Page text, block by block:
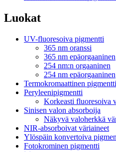
Luokat
UV-fluoresoiva pigmentti
365 nm oranssi
365 nm epäorgaaninen
254 nm:n orgaaninen
254 nm epäorgaaninen
Termokromaattinen pigmentti
Peryleenipigmentti
Korkeasti fluoresoiva
Sinisen valon absorboija
Näkyvä valoherkkä
NIR-absorboivat väriaineet
Ylöspäin konvertoiva
Fotokrominen pigmentti